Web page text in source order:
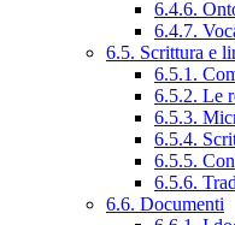
6.4.6.
6.4.7.
6.5. Scrittura e
6.5.1.
6.5.2. Le
6.5.3.
6.5.4.
6.5.5.
6.5.6.
6.6. Documenti